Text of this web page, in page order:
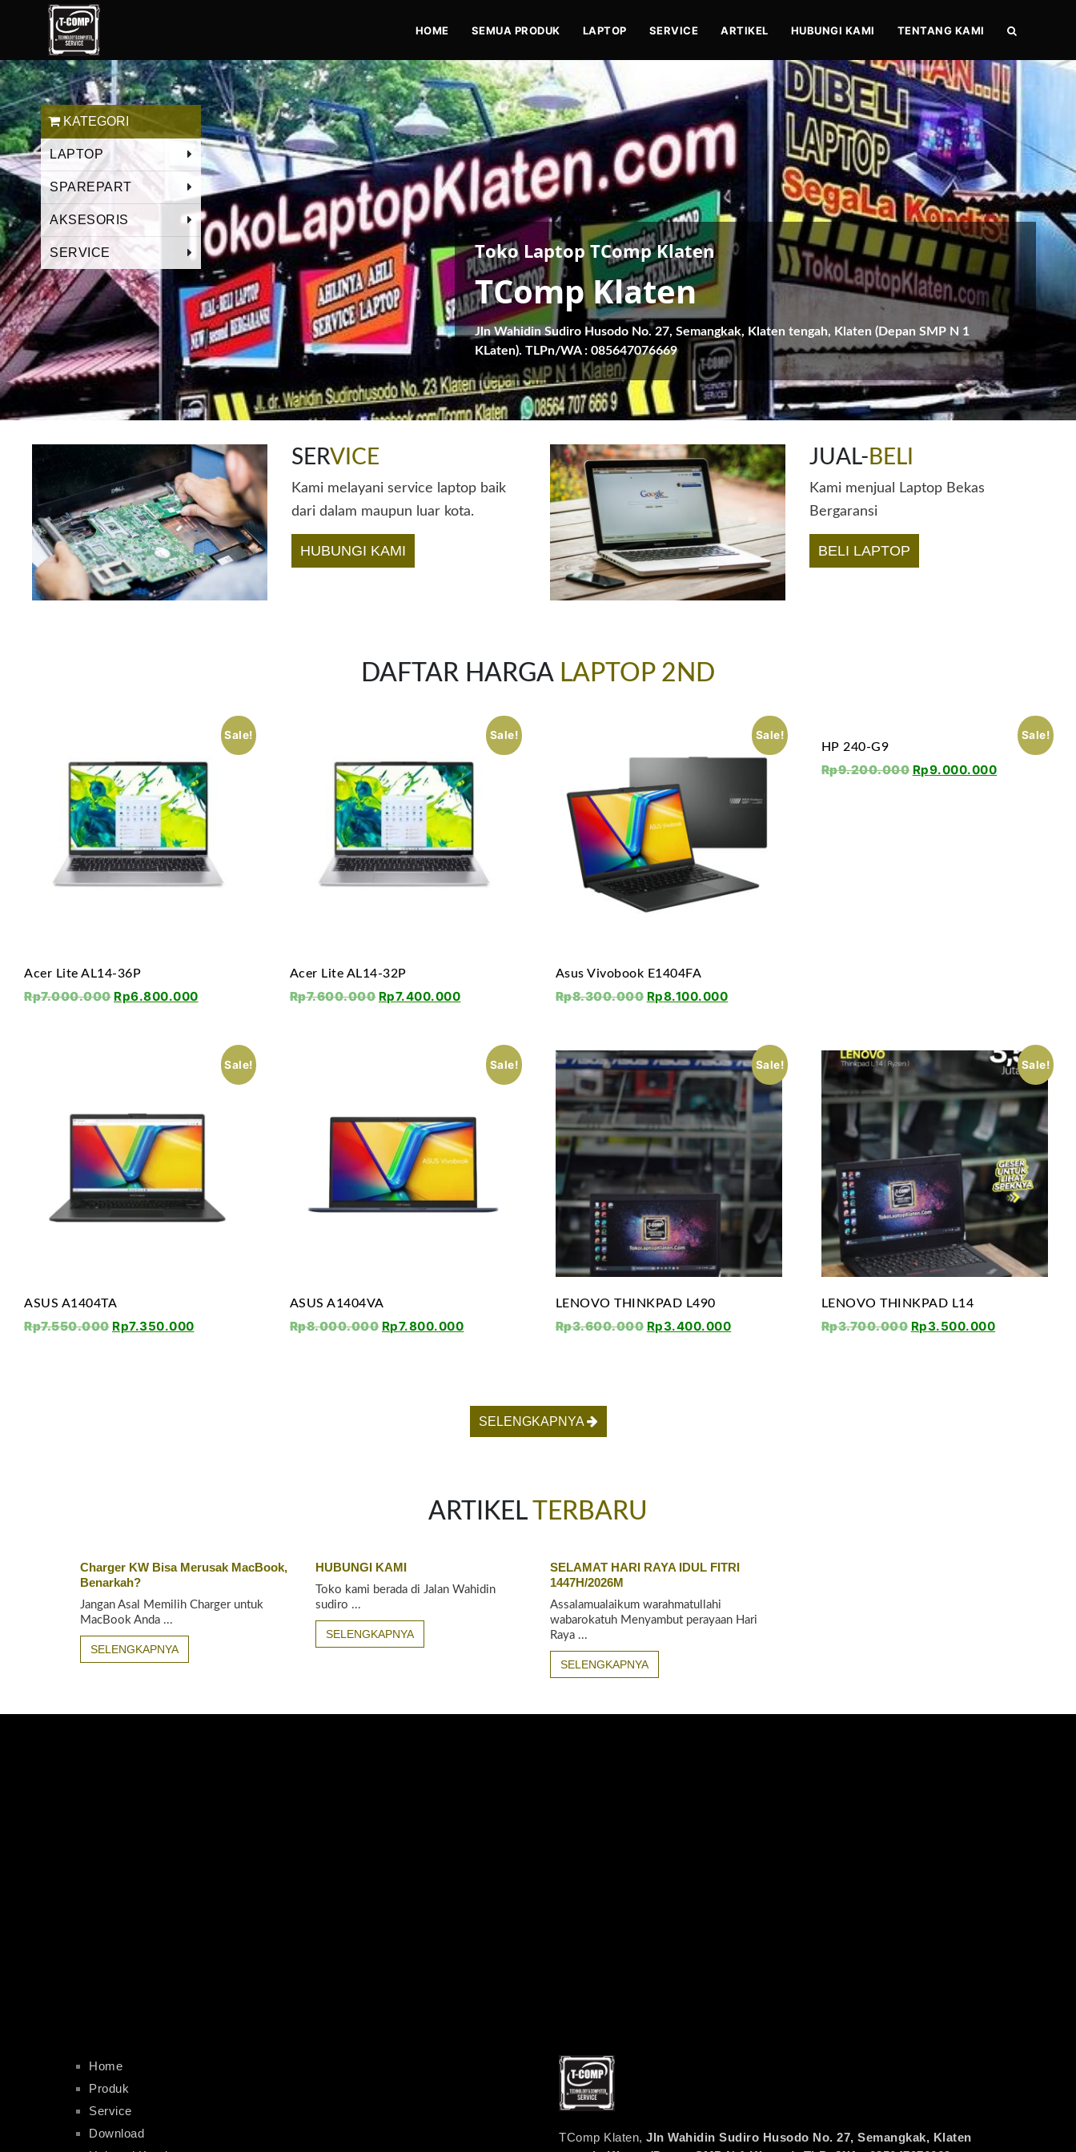
TENTANG KAMI
HUBUNGI KAMI
ARTIKEL
SERVICE
LAPTOP
SEMUA PRODUK
HOME
Toko Laptop TComp Klaten
TComp Klaten
Jln Wahidin Sudiro Husodo No. 27, Semangkak, Klaten tengah, Klaten (Depan SMP N 1
KLaten). TLPn/WA : 085647076669
KATEGORI
LAPTOP
SPAREPART
AKSESORIS
SERVICE
SERVICE
Kami melayani service laptop baik
dari dalam maupun luar kota.
HUBUNGI KAMI
JUAL- BELI
Kami menjual Laptop Bekas
Bergaransi
BELI LAPTOP
DAFTAR HARGA LAPTOP 2ND
Sale!
Acer Lite AL14-36P
Rp7.000.000 Rp6.800.000
Sale!
Acer Lite AL14-32P
Rp7.600.000 Rp7.400.000
Sale!
Asus Vivobook E1404FA
Rp8.300.000 Rp8.100.000
Sale!
HP 240-G9
Rp9.200.000 Rp9.000.000
Sale!
ASUS A1404TA
Rp7.550.000 Rp7.350.000
Sale!
ASUS A1404VA
Rp8.000.000 Rp7.800.000
Sale!
LENOVO THINKPAD L490
Rp3.600.000 Rp3.400.000
Sale!
LENOVO THINKPAD L14
Rp3.700.000 Rp3.500.000
SELENGKAPNYA
ARTIKEL TERBARU
Charger KW Bisa Merusak MacBook,
Benarkah?
Jangan Asal Memilih Charger untuk
MacBook Anda ...
SELENGKAPNYA
HUBUNGI KAMI
Toko kami berada di Jalan Wahidin
sudiro ...
SELENGKAPNYA
SELAMAT HARI RAYA IDUL FITRI
1447H/2026M
Assalamualaikum warahmatullahi
wabarokatuh Menyambut perayaan Hari
Raya ...
SELENGKAPNYA
Home
Produk
Service
Download
TComp Klaten, Jln Wahidin Sudiro Husodo No. 27, Semangkak, Klaten